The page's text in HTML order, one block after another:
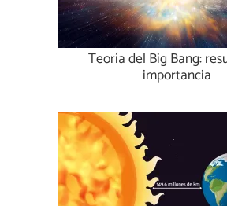
Teoría del Big Bang:
importancia